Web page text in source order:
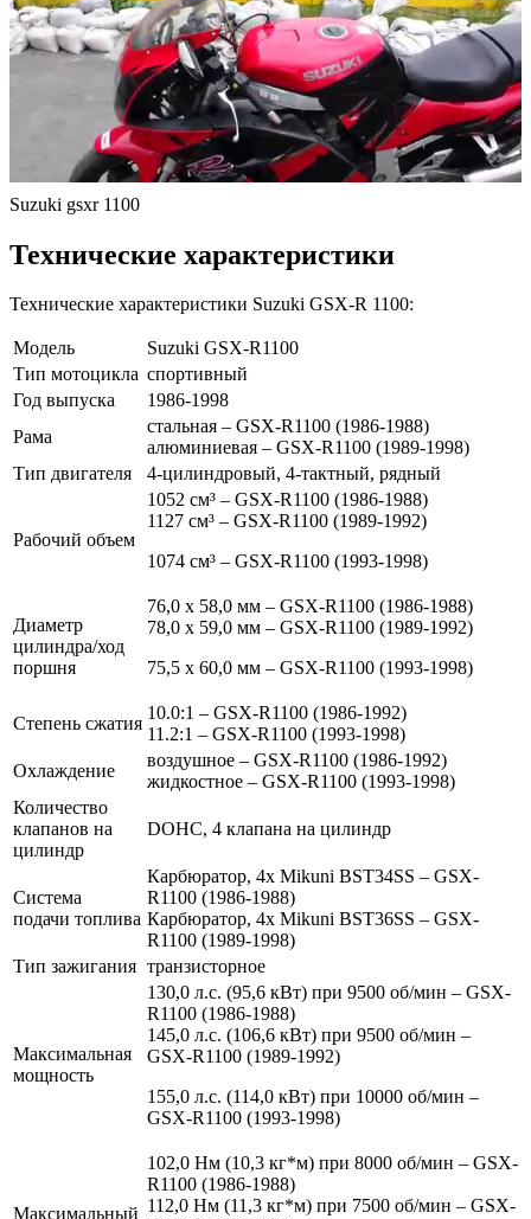
Suzuki gsxr 1100
Технические характеристики
Технические характеристики Suzuki GSX-R 1100:
Модель
Suzuki GSX-R1100
Тип мотоцикла спортивный
Год выпуска
1986-1998
Рама
стальная – GSX-R1100 (1986-1988)
алюминиевая – GSX-R1100 (1989-1998)
Тип двигателя
4-цилиндровый, 4-тактный, рядный
Рабочий объем
1052 см³ – GSX-R1100 (1986-1988)
1127 см³ – GSX-R1100 (1989-1992)
1074 см³ – GSX-R1100 (1993-1998)
Диаметр
цилиндра/ход
поршня
76,0 x 58,0 мм – GSX-R1100 (1986-1988)
78,0 x 59,0 мм – GSX-R1100 (1989-1992)
75,5 x 60,0 мм – GSX-R1100 (1993-1998)
Степень сжатия
10.0:1 – GSX-R1100 (1986-1992)
11.2:1 – GSX-R1100 (1993-1998)
Охлаждение
воздушное – GSX-R1100 (1986-1992)
жидкостное – GSX-R1100 (1993-1998)
Количество
клапанов на
цилиндр
DOHC, 4 клапана на цилиндр
Система
подачи топлива
Карбюратор, 4x Mikuni BST34SS – GSX-
R1100 (1986-1988)
Карбюратор, 4x Mikuni BST36SS – GSX-
R1100 (1989-1998)
Тип зажигания транзисторное
Максимальная
мощность
130,0 л.с. (95,6 кВт) при 9500 об/мин – GSX-
R1100 (1986-1988)
145,0 л.с. (106,6 кВт) при 9500 об/мин –
GSX-R1100 (1989-1992)
155,0 л.с. (114,0 кВт) при 10000 об/мин –
GSX-R1100 (1993-1998)
Максимальный
102,0 Нм (10,3 кг*м) при 8000 об/мин – GSX-
R1100 (1986-1988)
112,0 Нм (11,3 кг*м) при 7500 об/мин – GSX-